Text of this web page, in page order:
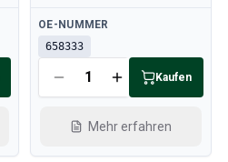
Verfügbar
OE-NUMMER
658333
Kaufen
Mehr erfahren